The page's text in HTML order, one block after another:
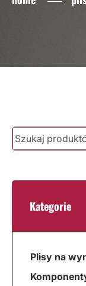
Szukaj
Kategorie
Plisy na